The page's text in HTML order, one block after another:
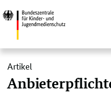
Direktlink:
Artikel